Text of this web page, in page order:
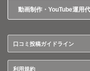
動画制作・YouTube運用
口コミ投稿ガイドライン
利用規約